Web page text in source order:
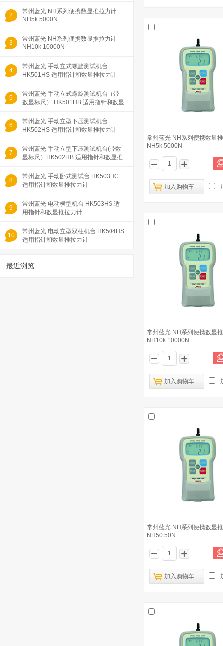
2
常州蓝光 NH系列便携数显推拉力计
NH5k 5000N
3
常州蓝光 NH系列便携数显推拉力计
NH10k 10000N
4
常州蓝光 手动立式螺旋测试机台
HK501HS 适用指针和数显推拉力计
5
常州蓝光 手动立式螺旋测试机台（带
数显标尺） HK501HB 适用指针和数显
6
常州蓝光 手动立型下压测试机台
HK502HS 适用指针和数显推拉力计
7
常州蓝光 手动立型下压测试机台(带数
显标尺）HK502HB 适用指针和数显推
8
常州蓝光 手动卧式测试台 HK503HC
适用指针和数显推拉力计
9
常州蓝光 电动横型机台 HK503HS 适
用指针和数显推拉力计
10
常州蓝光 电动立型双柱机台 HK504HS
适用指针和数显推拉力计
最近浏览
常州蓝光 NH系列便携数显
NH5k 5000N
加入购物车
常州蓝光 NH系列便携数显
NH10k 10000N
加入购物车
常州蓝光 NH系列便携数显
NH50 50N
加入购物车